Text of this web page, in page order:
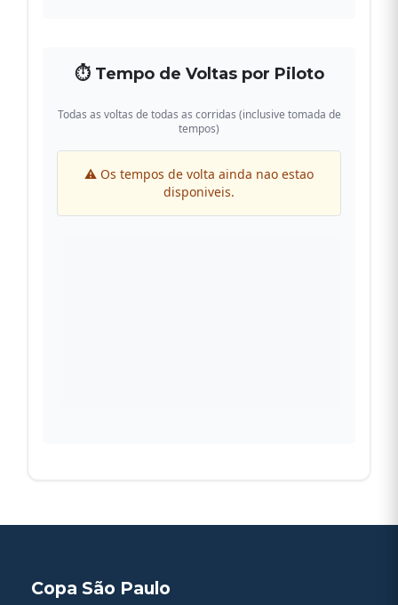
⏱ Tempo de Voltas por Piloto
Todas as voltas de todas as corridas (inclusive tomada de
tempos)
⚠ Os tempos de volta ainda nao estao
disponiveis.
Copa São Paulo